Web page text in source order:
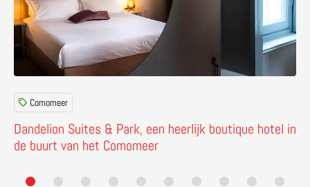
Dandelion Suites & Park, een heerlijk boutique hotel in
de buurt van het Comomeer
Comomeer